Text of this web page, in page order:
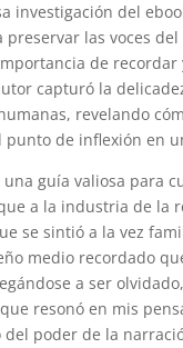
investigación del
preservar las voces
de recordar
capturó la
revelando
punto de inflexión en
una guía valiosa para
a la industria de la
se sintió a la vez
medio recordado
a ser
resonó en mis
del poder de la